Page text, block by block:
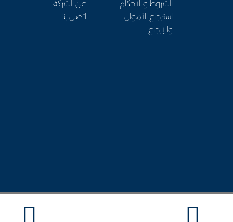
الشروط و الاحكام
استرجاع الأموال
والإرجاع
عن الشركة
اتصل بنا